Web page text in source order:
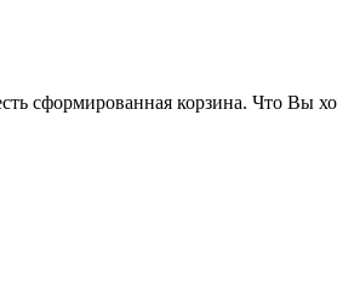
сформированная корзина. Что Вы